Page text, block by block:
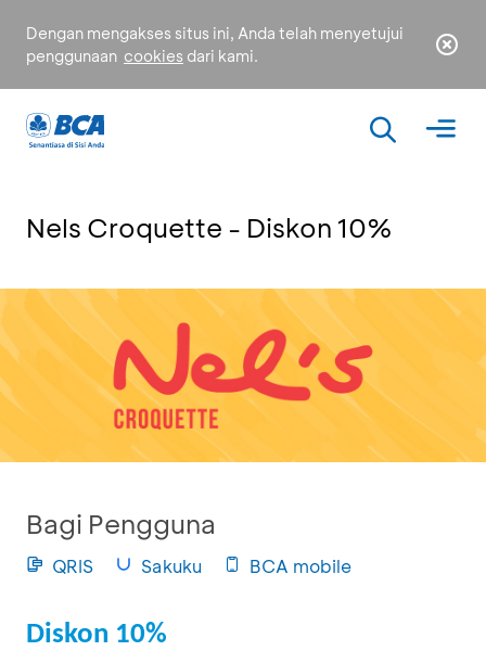
Dengan mengakses situs ini, Anda telah menyetujui
penggunaan cookies dari kami.
Nels Croquette - Diskon 10%
Bagi Pengguna
QRIS Sakuku BCA mobile
Diskon 10%